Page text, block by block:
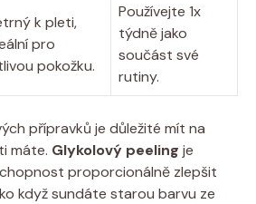
k pleti,
pro
pokožku.
Používejte 1x
týdně jako
součást své
rutiny.
přípravků je důležité mít na
máte. Glykolový peeling je
proporcionálně zlepšit
když sundáte starou barvu ze